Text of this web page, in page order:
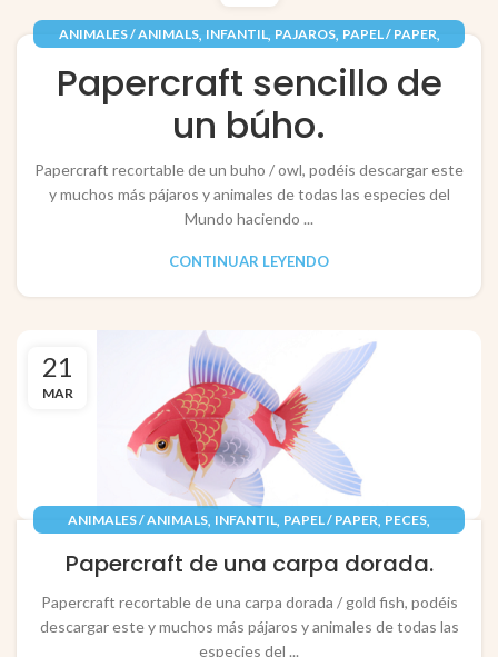
ANIMALES / ANIMALS, INFANTIL, PAJAROS, PAPEL / PAPER,
Papercraft sencillo de
un búho.
Papercraft recortable de un buho / owl, podéis descargar este
y muchos más pájaros y animales de todas las especies del
Mundo haciendo ...
CONTINUAR LEYENDO
21
MAR
ANIMALES / ANIMALS, INFANTIL, PAPEL / PAPER, PECES,
Papercraft de una carpa dorada.
Papercraft recortable de una carpa dorada / gold fish, podéis
descargar este y muchos más pájaros y animales de todas las
especies del ...